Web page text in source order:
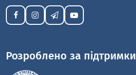
Розроблено за підтримки